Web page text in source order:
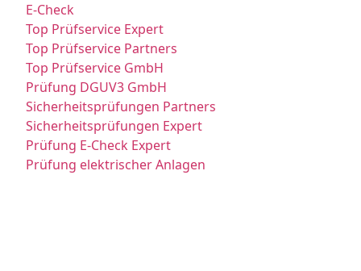
E-Check
Top Prüfservice Expert
Top Prüfservice Partners
Top Prüfservice GmbH
Prüfung DGUV3 GmbH
Sicherheitsprüfungen Partners
Sicherheitsprüfungen Expert
Prüfung E-Check Expert
Prüfung elektrischer Anlagen